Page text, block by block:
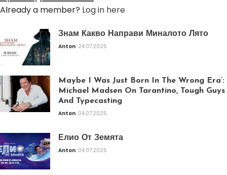
Already a member? Log in here
Знам Какво Направи Миналото Лято
Anton 24.07.2025
Maybe I Was Just Born In The Wrong Era’:
Michael Madsen On Tarantino, Tough Guys
And Typecasting
Anton 04.07.2025
Елио От Земята
Anton 04.07.2025